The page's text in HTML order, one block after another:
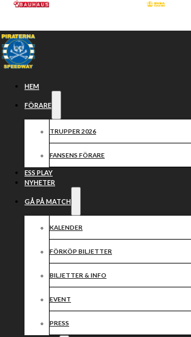
Hoppa till huvudinnehåll
HEM
FÖRARE
TRUPPER 2026
FANSENS FÖRARE
ESS PLAY
NYHETER
GÅ PÅ MATCH
KALENDER
FÖRKÖP BILJETTER
BILJETTER & INFO
EVENT
PRESS
2024
Dela nyheten: